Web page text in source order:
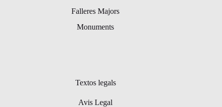
Falleres Majors
Monuments
Textos legals
Avis Legal